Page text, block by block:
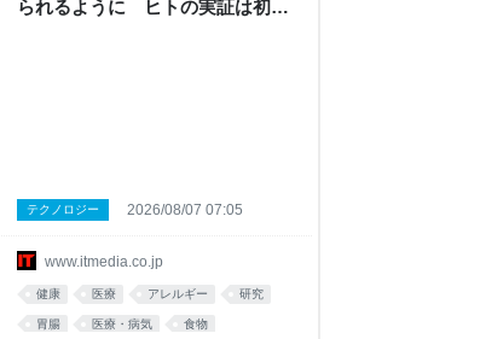
られるように ヒトの実証は初
www.itmedia.co.jp
テクノロジー 2026/08/07 07:05
健康 医療 アレルギー 研究
胃腸 医療・病気 食物